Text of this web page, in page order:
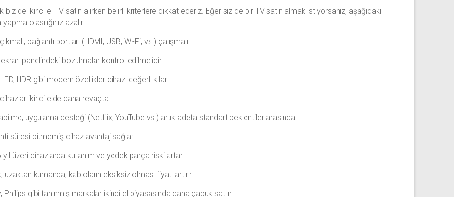
biz de ikinci el TV satın alırken belirli kriterlere dikkat ederiz. Eğer siz de bir TV satın almak istiyorsanız, aşağıdaki
olasılığınız azalır:
bağlantı portları (HDMI, USB, Wi-Fi, vs.) çalışmalı.
panelindeki bozulmalar kontrol edilmelidir.
HDR gibi modern özellikler cihazı değerli kılar.
ikinci elde daha revaçta.
uygulama desteği (Netflix, YouTube vs.) artık adeta standart beklentiler arasında.
süresi bitmemiş cihaz avantaj sağlar.
üzeri cihazlarda kullanım ve yedek parça riski artar.
kumanda, kabloların eksiksiz olması fiyatı artırır.
Philips gibi tanınmış markalar ikinci el piyasasında daha çabuk satılır.